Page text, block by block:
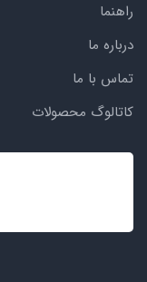
راهنما
درباره ما
تماس با ما
کاتالوگ محصولات